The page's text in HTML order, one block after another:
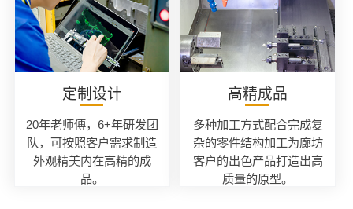
定制设计
20年老师傅，6+年研发团
队，可按照客户需求制造
外观精美内在高精的成
品。
高精成品
多种加工方式配合完成复
杂的零件结构加工为廊坊
客户的出色产品打造出高
质量的原型。